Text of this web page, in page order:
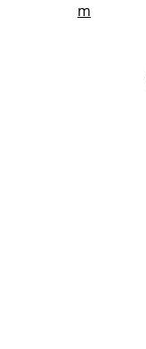
m